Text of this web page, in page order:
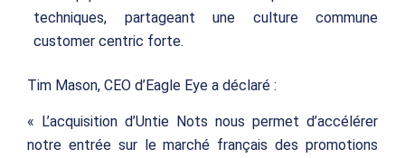
techniques, partageant une culture commune
customer centric forte.
Tim Mason, CEO d’Eagle Eye a déclaré :
« L’acquisition d’Untie Nots nous permet d’accélérer
notre entrée sur le marché français des promotions